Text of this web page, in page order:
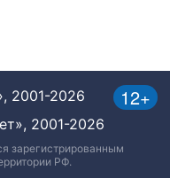
12+
2001-2026
2001-2026
зарегистрированным
РФ.